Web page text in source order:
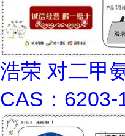
浩荣 对二甲
CAS：6203-